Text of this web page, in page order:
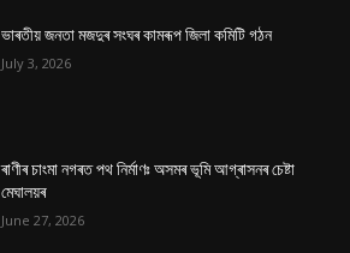
ভাৰতীয় জনতা মজদুৰ সংঘৰ কামৰূপ জিলা কমিটি গঠন
July 3, 2026
ৰাণীৰ চাংমা নগৰত পথ নিৰ্মাণঃ অসমৰ ভূমি আগ্ৰাসনৰ চেষ্টা
মেঘালয়ৰ
June 27, 2026